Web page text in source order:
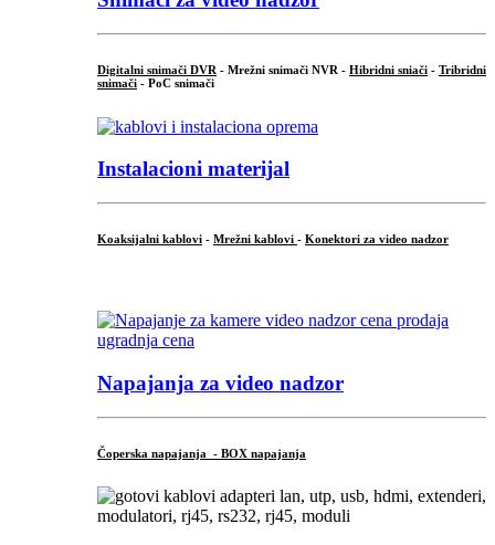
Digitalni snimači DVR - Mrežni snimači NVR - Hibridni sniači - Tribridni
snimači - PoC snimači
Instalacioni materijal
Koaksijalni kablovi - Mrežni kablovi - Konektori za video nadzor
Napajanja za video nadzor
Čoperska napajanja - BOX napajanja